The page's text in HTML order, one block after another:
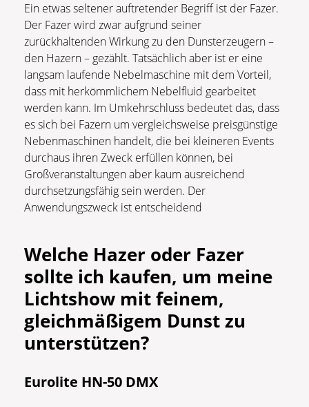
Ein etwas seltener auftretender Begriff ist der Fazer.
Der Fazer wird zwar aufgrund seiner
zurückhaltenden Wirkung zu den Dunsterzeugern –
den Hazern – gezählt. Tatsächlich aber ist er eine
langsam laufende Nebelmaschine mit dem Vorteil,
dass mit herkömmlichem Nebelfluid gearbeitet
werden kann. Im Umkehrschluss bedeutet das, dass
es sich bei Fazern um vergleichsweise preisgünstige
Nebenmaschinen handelt, die bei kleineren Events
durchaus ihren Zweck erfüllen können, bei
Großveranstaltungen aber kaum ausreichend
durchsetzungsfähig sein werden. Der
Anwendungszweck ist entscheidend
Welche Hazer oder Fazer
sollte ich kaufen, um meine
Lichtshow mit feinem,
gleichmäßigem Dunst zu
unterstützen?
Eurolite HN-50 DMX